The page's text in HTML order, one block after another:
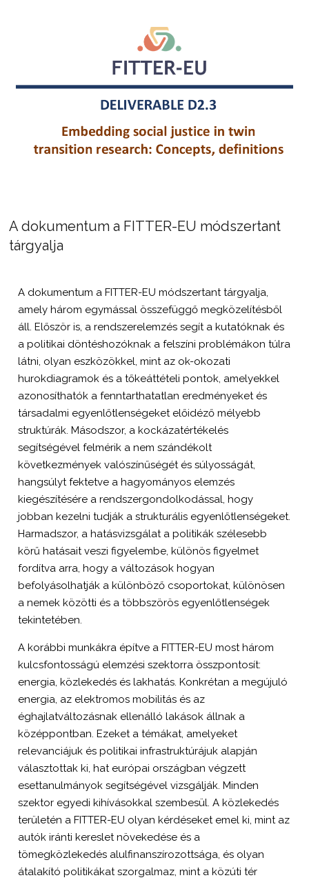
A dokumentum a FITTER-EU módszertant
tárgyalja
A dokumentum a FITTER-EU módszertant tárgyalja,
amely három egymással összefüggő megközelítésből
áll. Először is, a rendszerelemzés segít a kutatóknak és
a politikai döntéshozóknak a felszíni problémákon túlra
látni, olyan eszközökkel, mint az ok-okozati
hurokdiagramok és a tőkeáttételi pontok, amelyekkel
azonosíthatók a fenntarthatatlan eredményeket és
társadalmi egyenlőtlenségeket előidéző mélyebb
struktúrák. Másodszor, a kockázatértékelés
segítségével felmérik a nem szándékolt
következmények valószínűségét és súlyosságát,
hangsúlyt fektetve a hagyományos elemzés
kiegészítésére a rendszergondolkodással, hogy
jobban kezelni tudják a strukturális egyenlőtlenségeket.
Harmadszor, a hatásvizsgálat a politikák szélesebb
körű hatásait veszi figyelembe, különös figyelmet
fordítva arra, hogy a változások hogyan
befolyásolhatják a különböző csoportokat, különösen
a nemek közötti és a többszörös egyenlőtlenségek
tekintetében.
A korábbi munkákra építve a FITTER-EU most három
kulcsfontosságú elemzési szektorra összpontosít:
energia, közlekedés és lakhatás. Konkrétan a megújuló
energia, az elektromos mobilitás és az
éghajlatváltozásnak ellenálló lakások állnak a
középpontban. Ezeket a témákat, amelyeket
relevanciájuk és politikai infrastruktúrájuk alapján
választottak ki, hat európai országban végzett
esettanulmányok segítségével vizsgálják. Minden
szektor egyedi kihívásokkal szembesül. A közlekedés
területén a FITTER-EU olyan kérdéseket emel ki, mint az
autók iránti kereslet növekedése és a
tömegközlekedés alulfinanszírozottsága, és olyan
átalakító politikákat szorgalmaz, mint a közúti tér